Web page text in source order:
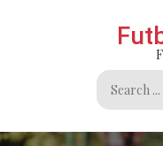
Search
for: